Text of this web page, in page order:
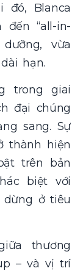
đó, Blanca
“all-in-
vừa
hạn.
trong giai
đại chúng
sang. Sự
thành hiện
trên bản
biệt với
dừng ở tiêu
thương
– và vị trí